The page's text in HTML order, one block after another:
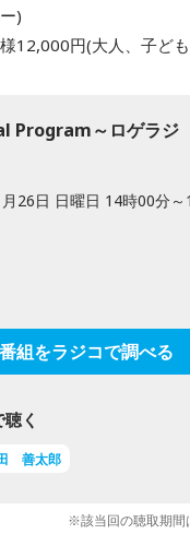
)
円(大人、子ども
Program～ロゲラジ
26日 日曜日 14時00分
組をラジコで調べる
く
善太郎
※該当回の聴取期間